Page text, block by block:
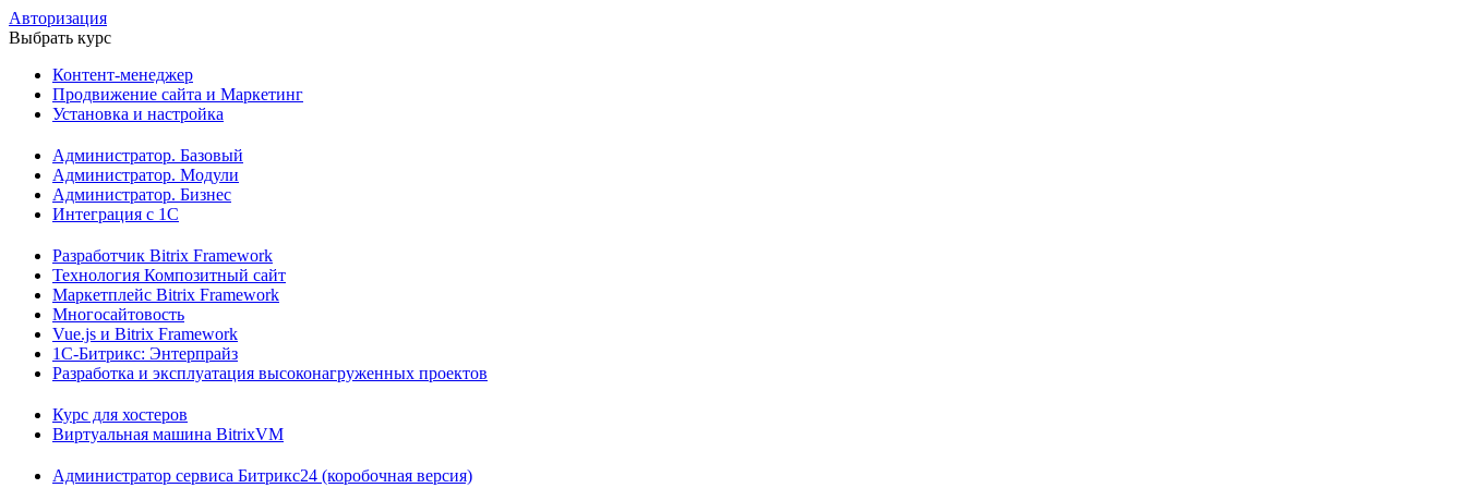
Авторизация
Выбрать курс
Контент-менеджер
Продвижение сайта и Маркетинг
Установка и настройка
Администратор. Базовый
Администратор. Модули
Администратор. Бизнес
Интеграция с 1С
Разработчик Bitrix Framework
Технология Композитный сайт
Маркетплейс Bitrix Framework
Многосайтовость
Vue.js и Bitrix Framework
1С-Битрикс: Энтерпрайз
Разработка и эксплуатация высоконагруженных проектов
Курс для хостеров
Виртуальная машина BitrixVM
Администратор сервиса Битрикс24 (коробочная версия)